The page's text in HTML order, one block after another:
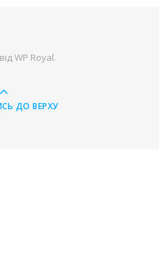
WP Royal.
ДО ВЕРХУ